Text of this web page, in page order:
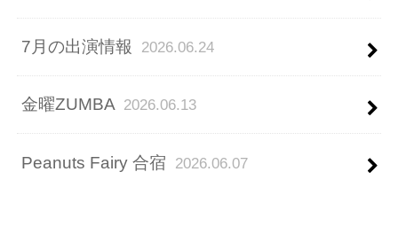
7月の出演情報 2026.06.24
金曜ZUMBA 2026.06.13
Peanuts Fairy 合宿 2026.06.07